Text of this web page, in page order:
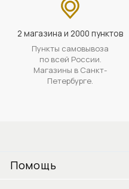
2 магазина и 2000 пунктов
Пункты самовывоза
по всей России.
Магазины в Санкт-
Петербурге.
Помощь